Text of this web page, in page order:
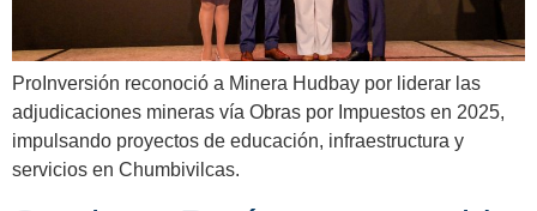
ProInversión reconoció a Minera Hudbay por liderar las
adjudicaciones mineras vía Obras por Impuestos en 2025,
impulsando proyectos de educación, infraestructura y
servicios en Chumbivilcas.